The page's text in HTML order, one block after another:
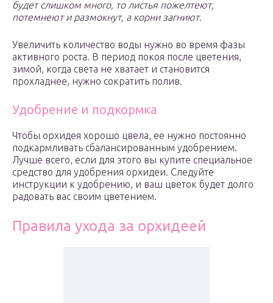
будет слишком много, то листья пожелтеют,
потемнеют и размокнут, а корни загниют.
Увеличить количество воды нужно во время фазы
активного роста. В период покоя после цветения,
зимой, когда света не хватает и становится
прохладнее, нужно сократить полив.
Удобрение и подкормка
Чтобы орхидея хорошо цвела, ее нужно постоянно
подкармливать сбалансированным удобрением.
Лучше всего, если для этого вы купите специальное
средство для удобрения орхидеи. Следуйте
инструкции к удобрению, и ваш цветок будет долго
радовать вас своим цветением.
Правила ухода за орхидеей